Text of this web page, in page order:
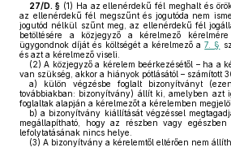
27/D. § (1) Ha az ellenérdekű fél meghalt és
az ellenérdekű fél megszűnt és jogutóda nem
jogutód nélkül szűnt meg, az ellenérdekű fél
betöltésére a közjegyző a kérelmező
ügygondnok díját és költségét a kérelmező a7. §
és azt a kérelmező viseli.
(2) A közjegyző a kérelem beérkezésétől – ha a
van szükség, akkor a hiányok pótlásától – számított
a) külön végzésbe foglalt bizonyítványt
továbbiakban: bizonyítvány) állít ki, amelyben azt
foglaltak alapján a kérelmezőt a kérelemben
b) a bizonyítvány kiállítását végzéssel
megállapítható, hogy az részben vagy
lefolytatásának nincs helye.
(3) A bizonyítvány a kérelemtől eltérően nem